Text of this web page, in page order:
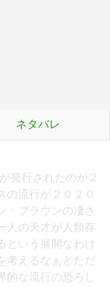
ネタバレ
発行されたのが２
の流行が２０２０
・ブラウンの凄さ
人の天才が人類存
という展開なわけ
考えるなぁとただ
的な流行の恐ろし